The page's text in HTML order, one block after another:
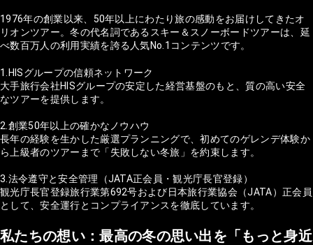
1976年の創業以来、50年以上にわたり旅の感動をお届けしてきたオ
リオンツアー。冬の代名詞であるスキー＆スノーボードツアーは、延
べ数百万人の利用実績を誇る人気No.1コンテンツです。
1.HISグループの信頼ネットワーク
大手旅行会社HISグループの安定した経営基盤のもと、質の高い安全
なツアーを提供します。
2.創業50年以上の確かなノウハウ
長年の経験を生かした厳選プランニングで、初めてのゲレンデ体験か
ら上級者のツアーまで「失敗しない冬旅」を約束します。
3.法令遵守と安全管理（JATA正会員・観光庁長官登録）
観光庁長官登録旅行業第692号および日本旅行業協会（JATA）正会員
として、安全運行とコンプライアンスを徹底しています。
私たちの想い：最高の冬の思い出を「もっと身近